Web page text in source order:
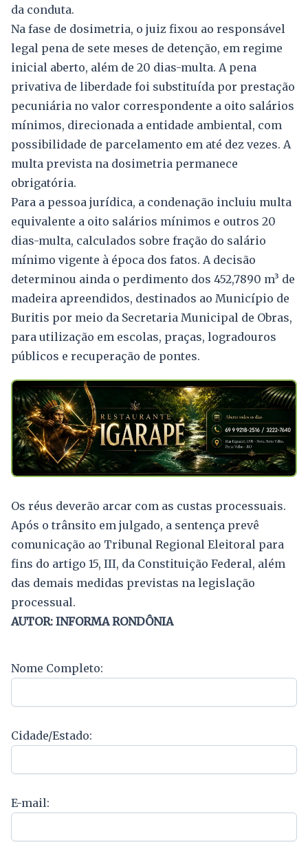
da conduta.
Na fase de dosimetria, o juiz fixou ao responsável
legal pena de sete meses de detenção, em regime
inicial aberto, além de 20 dias-multa. A pena
privativa de liberdade foi substituída por prestação
pecuniária no valor correspondente a oito salários
mínimos, direcionada a entidade ambiental, com
possibilidade de parcelamento em até dez vezes. A
multa prevista na dosimetria permanece
obrigatória.
Para a pessoa jurídica, a condenação incluiu multa
equivalente a oito salários mínimos e outros 20
dias-multa, calculados sobre fração do salário
mínimo vigente à época dos fatos. A decisão
determinou ainda o perdimento dos 452,7890 m³ de
madeira apreendidos, destinados ao Município de
Buritis por meio da Secretaria Municipal de Obras,
para utilização em escolas, praças, logradouros
públicos e recuperação de pontes.
Os réus deverão arcar com as custas processuais.
Após o trânsito em julgado, a sentença prevê
comunicação ao Tribunal Regional Eleitoral para
fins do artigo 15, III, da Constituição Federal, além
das demais medidas previstas na legislação
processual.
AUTOR: INFORMA RONDÔNIA
Nome Completo:
Cidade/Estado:
E-mail: